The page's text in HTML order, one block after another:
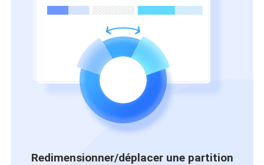
Redimensionner/déplacer une partition